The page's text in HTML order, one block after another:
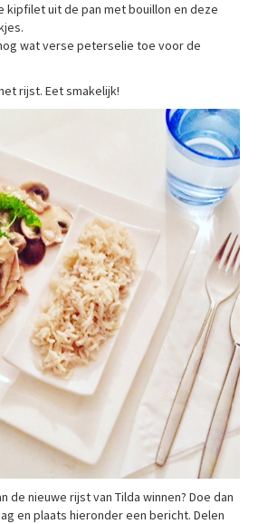
kipfilet uit de pan met bouillon en deze
wat verse peterselie toe voor de
rijst. Eet smakelijk!
de nieuwe rijst van Tilda winnen? Doe dan
en plaats hieronder een bericht. Delen